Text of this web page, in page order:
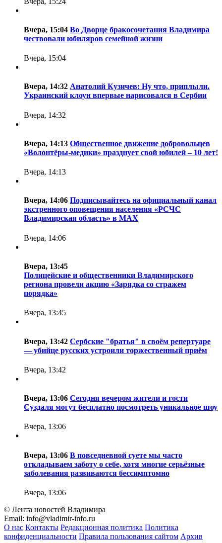
Вчера, 15:04 Во Дворце бракосочетания Владимира
чествовали юбиляров семейной жизни
Вчера, 15:04
Вчера, 14:32 Анатолий Кузичев: Ну что, приплыли.
Украинский клоун впервые нарисовался в Сербии
Вчера, 14:32
Вчера, 14:13 Общественное движение добровольцев
«Волонтёры-медики» празднует свой юбилей – 10 лет!
Вчера, 14:13
Вчера, 14:06 Подписывайтесь на официальный канал
экстренного оповещения населения «РСЧС
Владимирская область» в МАХ
Вчера, 14:06
Вчера, 13:45
Полицейские и общественники Владимирского
региона провели акцию «Зарядка со стражем
порядка»
Вчера, 13:45
Вчера, 13:42 Сербские "братья" в своём репертуаре
— убийце русских устроили торжественный приём
Вчера, 13:42
Вчера, 13:06 Сегодня вечером жители и гости
Суздаля могут бесплатно посмотреть уникальное шоу
Вчера, 13:06
Вчера, 13:06 В повседневной суете мы часто
откладываем заботу о себе, хотя многие серьёзные
заболевания развиваются бессимптомно
Вчера, 13:06
© Лента новостей Владимира
Email: info@vladimir-info.ru
О нас Контакты Редакционная политика Политика
конфиденциальности Правила пользования сайтом Архив